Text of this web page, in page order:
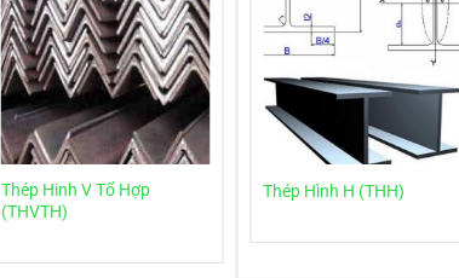
Thép Hinh V Tổ Hợp
(THVTH)
Thép Hình H (THH)